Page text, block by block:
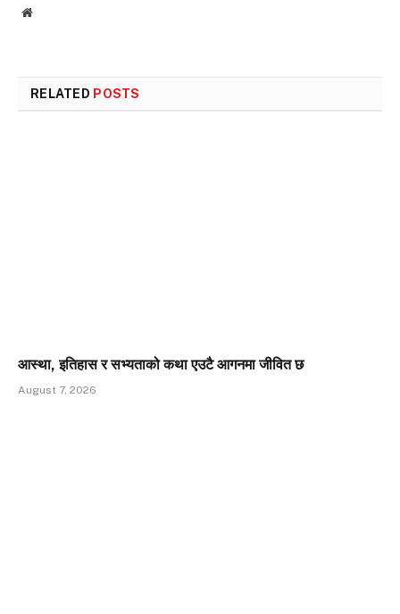
Website
RELATED POSTS
आस्था, इतिहास र सभ्यताको कथा एउटै आगनमा जीवित छ
August 7, 2026